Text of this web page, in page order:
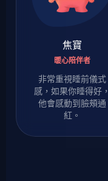
焦寶
暖心陪伴者
非常重視睡前儀式
感，如果你睡得好，
他會感動到臉頰通
紅。